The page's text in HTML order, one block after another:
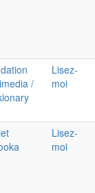
/
Lisez-
moi
Lisez-
moi